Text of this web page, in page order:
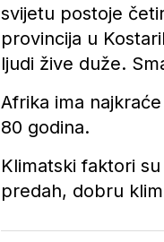
svijetu postoje
provincija u
ljudi žive duže.
Afrika ima
80 godina.
Klimatski faktori
predah, dobru